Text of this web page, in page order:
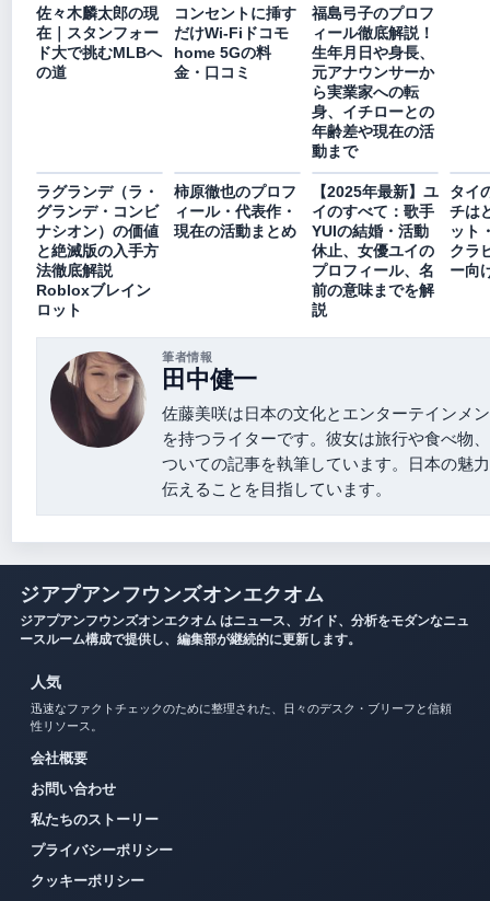
佐々木麟太郎の現
在｜スタンフォー
ド大で挑むMLBへ
の道
コンセントに挿す
だけWi-Fiドコモ
home 5Gの料
金・口コミ
福島弓子のプロフ
ィール徹底解説！
生年月日や身長、
元アナウンサーか
ら実業家への転
身、イチローとの
年齢差や現在の活
動まで
ラグランデ（ラ・
グランデ・コンビ
ナシオン）の価値
と絶滅版の入手方
法徹底解説
Robloxブレイン
ロット
柿原徹也のプロフ
ィール・代表作・
現在の活動まとめ
【2025年最新】ユ
イのすべて：歌手
YUIの結婚・活動
休止、女優ユイの
プロフィール、名
前の意味までを解
説
タイ
チは
ット
クラ
ー向
筆者情報
田中健一
佐藤美咲は日本の文化とエンターテインメ
を持つライターです。彼女は旅行や食べ物
ついての記事を執筆しています。日本の魅
伝えることを目指しています。
ジアプアンフウンズオンエクオム
ジアプアンフウンズオンエクオム はニュース、ガイド、分析をモダンなニュ
ースルーム構成で提供し、編集部が継続的に更新します。
人気
迅速なファクトチェックのために整理された、日々のデスク・ブリーフと信頼
性リソース。
会社概要
お問い合わせ
私たちのストーリー
プライバシーポリシー
クッキーポリシー